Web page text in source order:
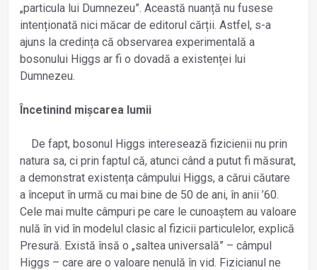
„particula lui Dumnezeu”. Această nuanță nu fusese
intenționată nici măcar de editorul cărții. Astfel, s-a
ajuns la credința că observarea experimentală a
bosonului Higgs ar fi o dovadă a existenței lui
Dumnezeu.
Încetinind mișcarea lumii
De fapt, bosonul Higgs interesează fizicienii nu prin
natura sa, ci prin faptul că, atunci când a putut fi măsurat,
a demonstrat existența câmpului Higgs, a cărui căutare
a început în urmă cu mai bine de 50 de ani, în anii ’60.
Cele mai multe câmpuri pe care le cunoaștem au valoare
nulă în vid în modelul clasic al fizicii particulelor, explică
Presură. Există însă o „saltea universală” – câmpul
Higgs – care are o valoare nenulă în vid. Fizicianul ne